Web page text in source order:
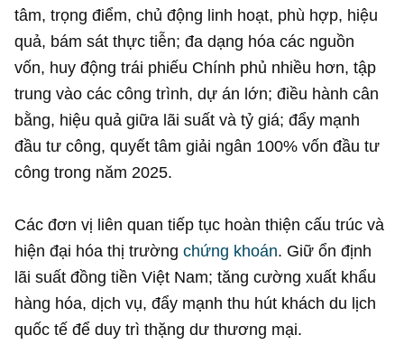
tâm, trọng điểm, chủ động linh hoạt, phù hợp, hiệu
quả, bám sát thực tiễn; đa dạng hóa các nguồn
vốn, huy động trái phiếu Chính phủ nhiều hơn, tập
trung vào các công trình, dự án lớn; điều hành cân
bằng, hiệu quả giữa lãi suất và tỷ giá; đẩy mạnh
đầu tư công, quyết tâm giải ngân 100% vốn đầu tư
công trong năm 2025.
Các đơn vị liên quan tiếp tục hoàn thiện cấu trúc và
hiện đại hóa thị trườngchứng khoán. Giữ ổn định
lãi suất đồng tiền Việt Nam; tăng cường xuất khẩu
hàng hóa, dịch vụ, đẩy mạnh thu hút khách du lịch
quốc tế để duy trì thặng dư thương mại.